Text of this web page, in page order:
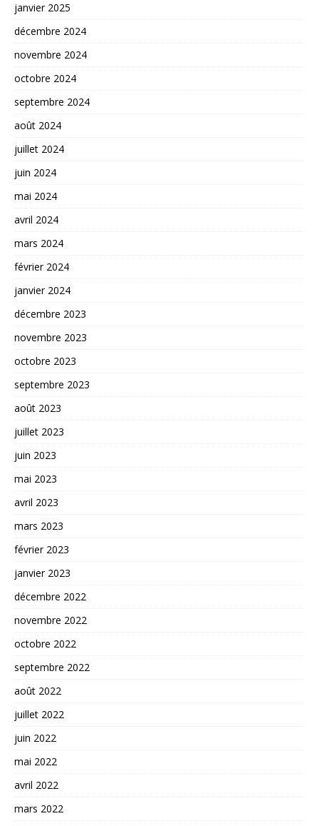
janvier 2025
décembre 2024
novembre 2024
octobre 2024
septembre 2024
août 2024
juillet 2024
juin 2024
mai 2024
avril 2024
mars 2024
février 2024
janvier 2024
décembre 2023
novembre 2023
octobre 2023
septembre 2023
août 2023
juillet 2023
juin 2023
mai 2023
avril 2023
mars 2023
février 2023
janvier 2023
décembre 2022
novembre 2022
octobre 2022
septembre 2022
août 2022
juillet 2022
juin 2022
mai 2022
avril 2022
mars 2022